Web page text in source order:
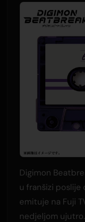
Digimon
u franšizi poslije
emituje na Fuji
nedjeljom ujutro.